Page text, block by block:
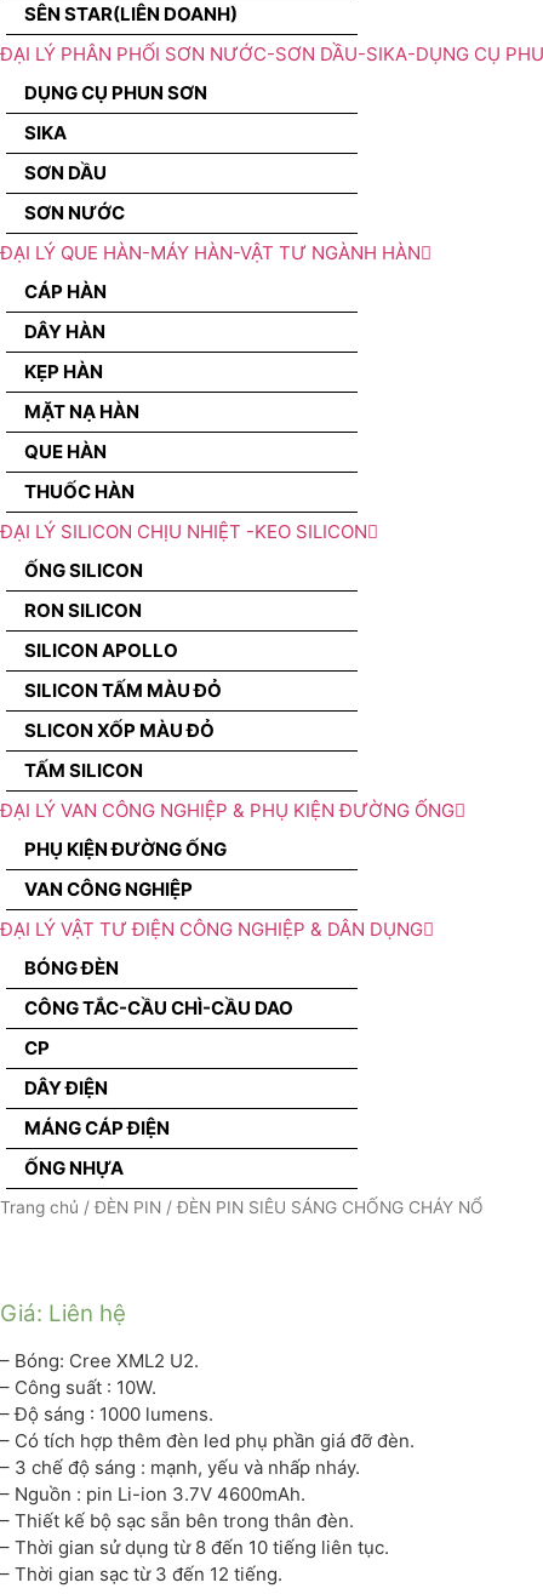
SÊN STAR(LIÊN DOANH)
ĐẠI LÝ PHÂN PHỐI SƠN NƯỚC-SƠN DẦU-SIKA-DỤNG CỤ
DỤNG CỤ PHUN SƠN
SIKA
SƠN DẦU
SƠN NƯỚC
ĐẠI LÝ QUE HÀN-MÁY HÀN-VẬT TƯ NGÀNH HÀN
CÁP HÀN
DÂY HÀN
KẸP HÀN
MẶT NẠ HÀN
QUE HÀN
THUỐC HÀN
ĐẠI LÝ SILICON CHỊU NHIỆT -KEO SILICON
ỐNG SILICON
RON SILICON
SILICON APOLLO
SILICON TẤM MÀU ĐỎ
SLICON XỐP MÀU ĐỎ
TẤM SILICON
ĐẠI LÝ VAN CÔNG NGHIỆP & PHỤ KIỆN ĐƯỜNG ỐNG
PHỤ KIỆN ĐƯỜNG ỐNG
VAN CÔNG NGHIỆP
ĐẠI LÝ VẬT TƯ ĐIỆN CÔNG NGHIỆP & DÂN DỤNG
BÓNG ĐÈN
CÔNG TẮC-CẦU CHÌ-CẦU DAO
CP
DÂY ĐIỆN
MÁNG CÁP ĐIỆN
ỐNG NHỰA
Trang chủ /ĐÈN PIN / ĐÈN PIN SIÊU SÁNG CHỐNG CHÁY NỔ
Giá: Liên hệ
– Bóng: Cree XML2 U2.
– Công suất : 10W.
– Độ sáng : 1000 lumens.
– Có tích hợp thêm đèn led phụ phần giá đỡ đèn.
– 3 chế độ sáng : mạnh, yếu và nhấp nháy.
– Nguồn : pin Li-ion 3.7V 4600mAh.
– Thiết kế bộ sạc sẵn bên trong thân đèn.
– Thời gian sử dụng từ 8 đến 10 tiếng liên tục.
– Thời gian sạc từ 3 đến 12 tiếng.